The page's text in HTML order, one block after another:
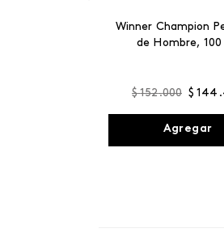
Winner Champion
de Hombre, 100
$ 152.000 $ 144 .
Agregar